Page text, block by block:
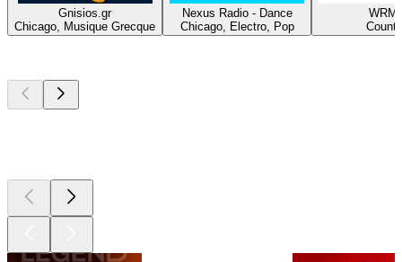
Gnisios.gr
Chicago, Musique Grecque
Nexus Radio - Dance
Chicago, Electro, Pop